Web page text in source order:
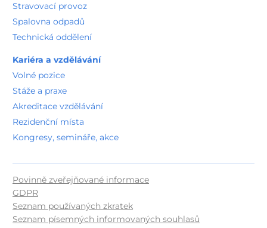
Stravovací provoz
Spalovna odpadů
Technická oddělení
Kariéra a vzdělávání
Volné pozice
Stáže a praxe
Akreditace vzdělávání
Rezidenční místa
Kongresy, semináře, akce
Povinně zveřejňované informace
GDPR
Seznam používaných zkratek
Seznam písemných informovaných souhlasů